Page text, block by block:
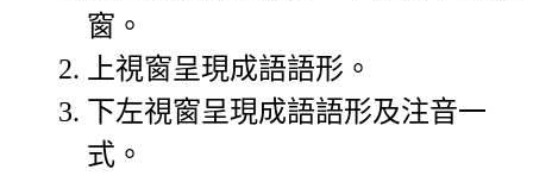
窗。
上視窗呈現成語語形。
下左視窗呈現成語語形及注音一
式。